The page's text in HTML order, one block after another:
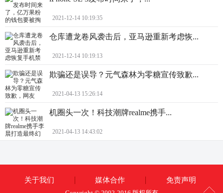
2021-12-14 10:19:35
仓库遭龙卷风袭击后，亚马逊重新考虑恢...
2021-12-14 10:19:13
欺骗还是误导？元气森林为零糖宣传致歉...
2021-04-13 15:26:14
机圈头一次！科技潮牌realme携手...
2021-04-13 14:43:02
关于我们 媒体合作 免责声明